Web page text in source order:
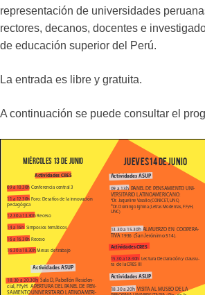
representación de universidades
rectores, decanos, docentes e
de educación superior del Perú.
La entrada es libre y gratuita.
A continuación se puede consultar el